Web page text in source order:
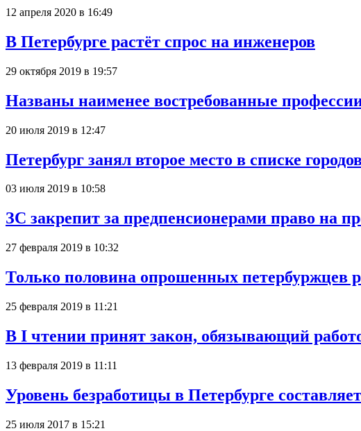
12 апреля 2020 в 16:49
В Петербурге растёт спрос на инженеров
29 октября 2019 в 19:57
Названы наименее востребованные
20 июля 2019 в 12:47
Петербург занял второе место в списке
03 июля 2019 в 10:58
ЗС закрепит за предпенсионерами право на
27 февраля 2019 в 10:32
Только половина опрошенных петербуржцев
25 февраля 2019 в 11:21
В I чтении принят закон, обязывающий
13 февраля 2019 в 11:11
Уровень безработицы в Петербурге
25 июля 2017 в 15:21